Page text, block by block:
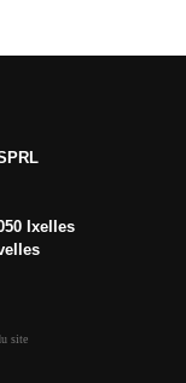
Ixelles
site